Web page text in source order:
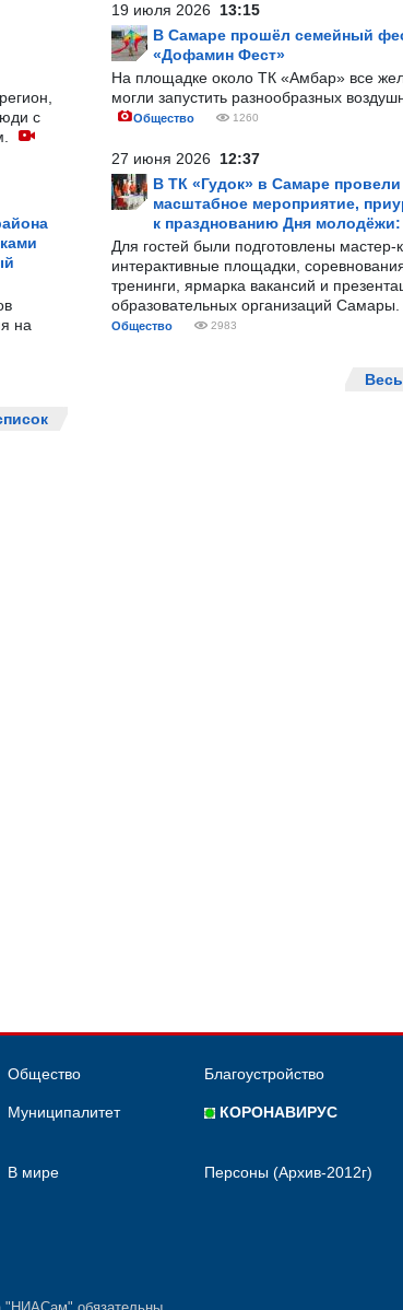
с
на
19 июля 2026 13:15
В Самаре прошёл семейный
«Дофамин Фест»
На площадке около ТК «Амбар» все
могли запустить разнообразных
Общество 1260
27 июня 2026 12:37
В ТК «Гудок» в Самаре провели
масштабное мероприятие,
к празднованию Дня
Для гостей были подготовлены мастер-
интерактивные площадки,
тренинги, ярмарка вакансий и
образовательных организаций Самары.
Общество 2983
Общество Благоустройство
Муниципалитет КОРОНАВИРУС
В мире Персоны (Архив-2012г)